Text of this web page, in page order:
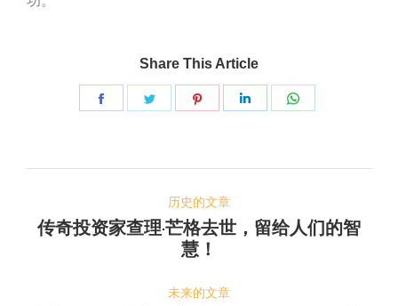
Share This Article
Share
Share
Share
Share
章
历史的文章
历
史
传奇投资家查理·芒格去世，留给人们的智
慧！
未来的文章